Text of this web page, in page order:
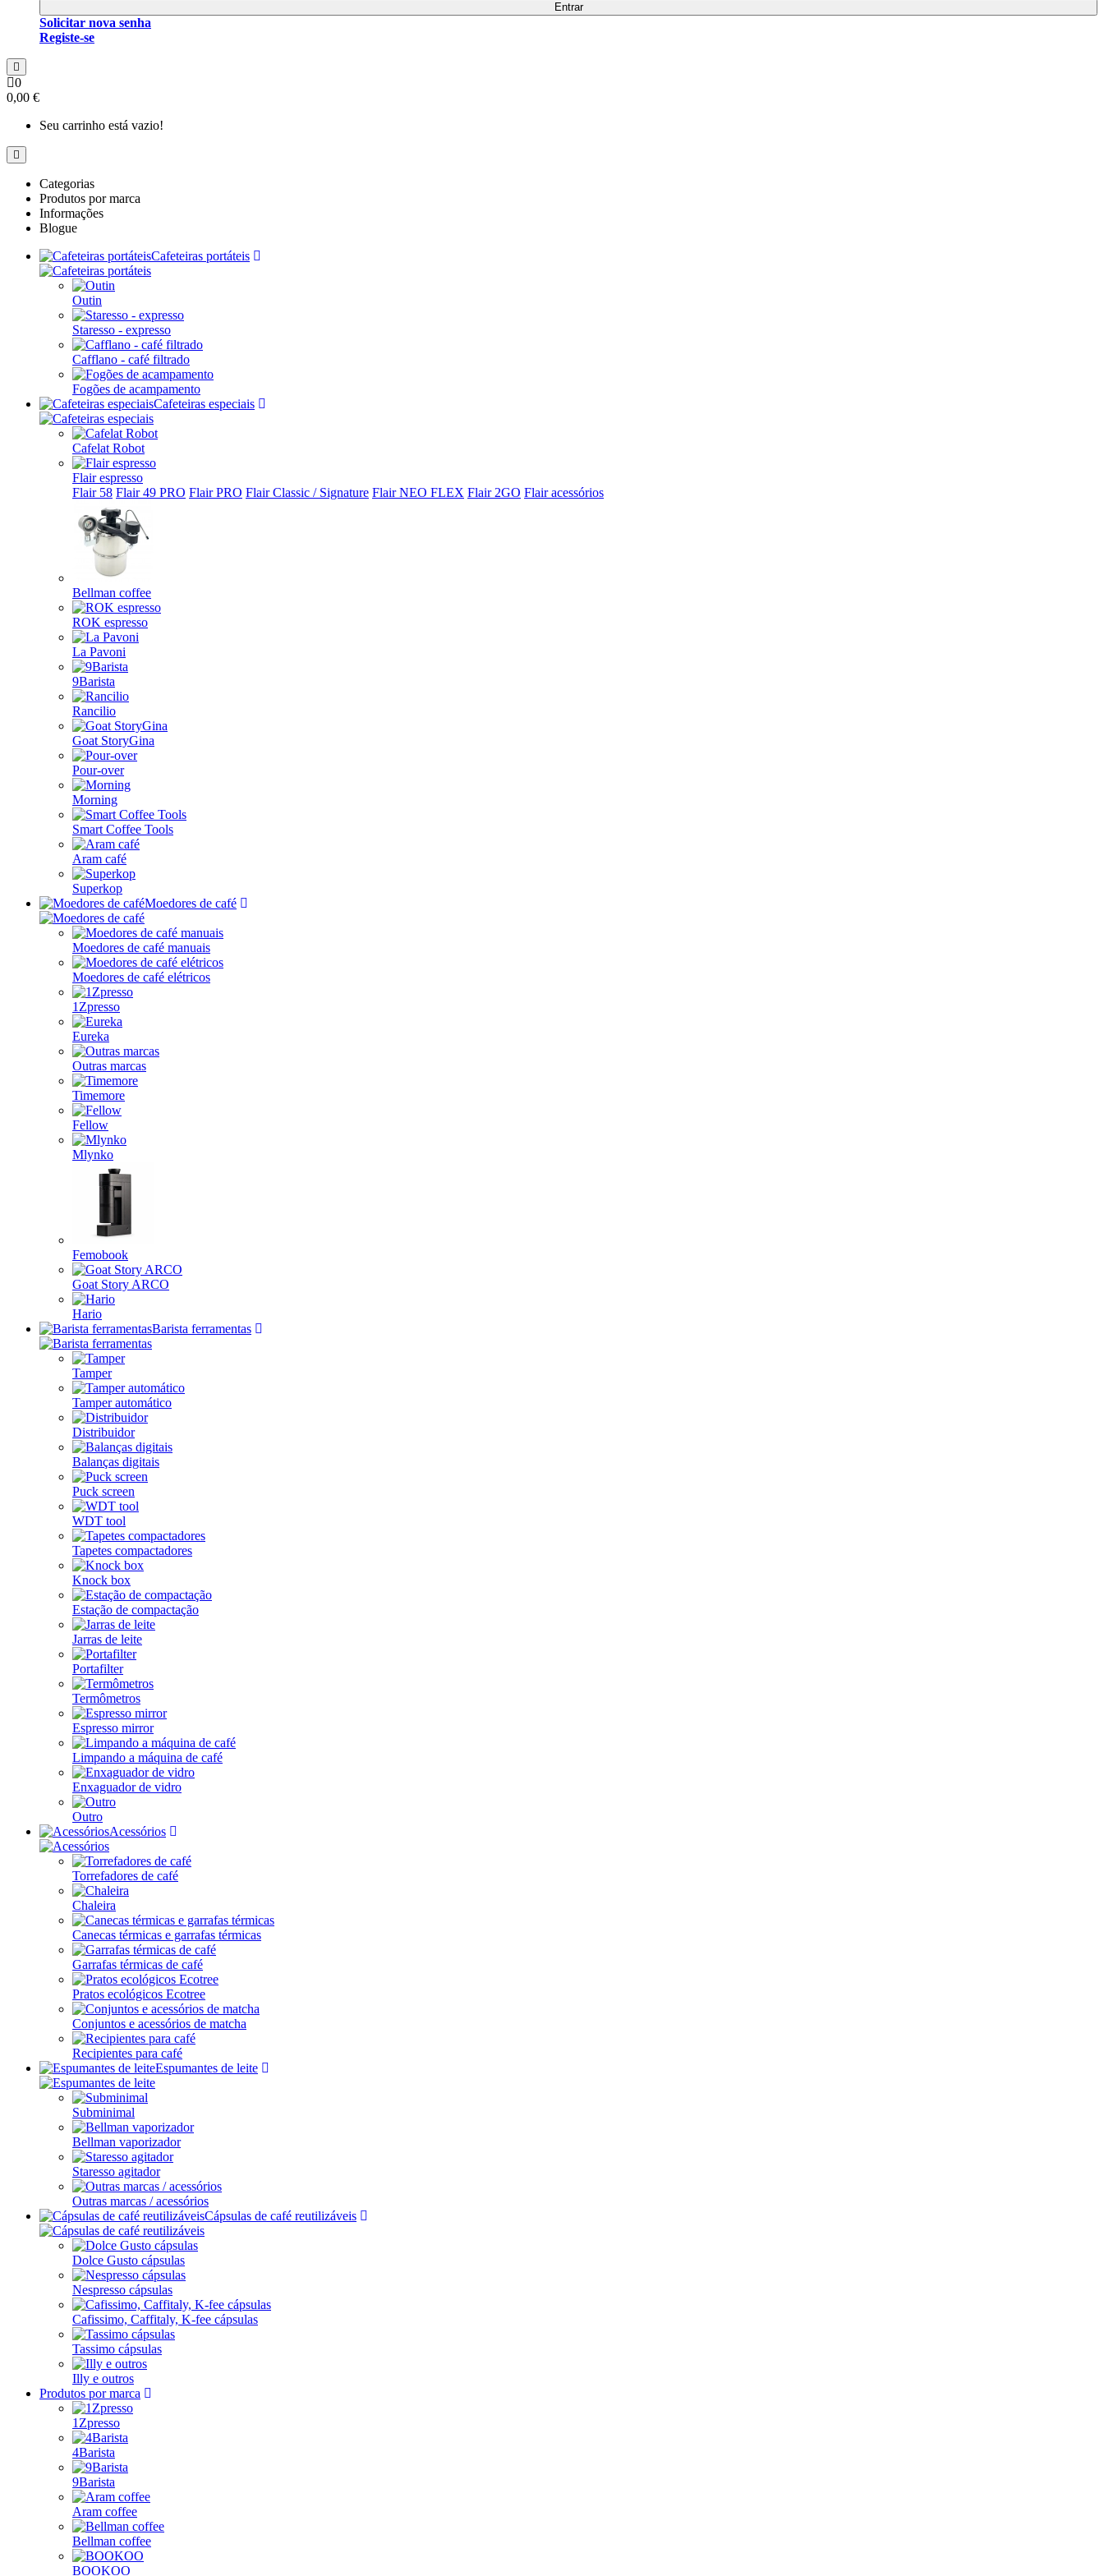
Entrar
Solicitar nova senha
Registe-se
0
0,00 €
Seu carrinho está vazio!
Categorias
Produtos por marca
Informações
Blogue
Cafeteiras portáteis
Outin
Staresso - expresso
Cafflano - café filtrado
Fogões de acampamento
Cafeteiras especiais
Cafelat Robot
Flair espresso
Flair 58 Flair 49 PRO Flair PRO Flair Classic / Signature Flair NEO FLEX Flair 2GO Flair acessórios
Bellman coffee
ROK espresso
La Pavoni
9Barista
Rancilio
Goat StoryGina
Pour-over
Morning
Smart Coffee Tools
Aram café
Superkop
Moedores de café
Moedores de café manuais
Moedores de café elétricos
1Zpresso
Eureka
Outras marcas
Timemore
Fellow
Mlynko
Femobook
Goat Story ARCO
Hario
Barista ferramentas
Tamper
Tamper automático
Distribuidor
Balanças digitais
Puck screen
WDT tool
Tapetes compactadores
Knock box
Estação de compactação
Jarras de leite
Portafilter
Termômetros
Espresso mirror
Limpando a máquina de café
Enxaguador de vidro
Outro
Acessórios
Torrefadores de café
Chaleira
Canecas térmicas e garrafas térmicas
Garrafas térmicas de café
Pratos ecológicos Ecotree
Conjuntos e acessórios de matcha
Recipientes para café
Espumantes de leite
Subminimal
Bellman vaporizador
Staresso agitador
Outras marcas / acessórios
Cápsulas de café reutilizáveis
Dolce Gusto cápsulas
Nespresso cápsulas
Cafissimo, Caffitaly, K-fee cápsulas
Tassimo cápsulas
Illy e outros
Produtos por marca
1Zpresso
4Barista
9Barista
Aram coffee
Bellman coffee
BOOKOO